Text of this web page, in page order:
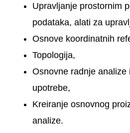
Upravljanje prostornim
podataka, alati za
Osnove koordinatnih
Topologija,
Osnovne radnje analize
upotrebe,
Kreiranje osnovnog
analize.